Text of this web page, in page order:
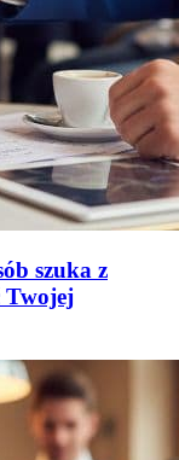
szuka z
Twojej